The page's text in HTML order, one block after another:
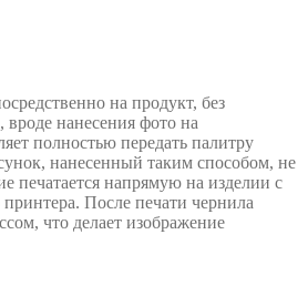
на продукт, без
нанесения фото на
полностью передать палитру
нанесенный таким способом, не
печатается напрямую на изделии с
После печати чернила
что делает изображение